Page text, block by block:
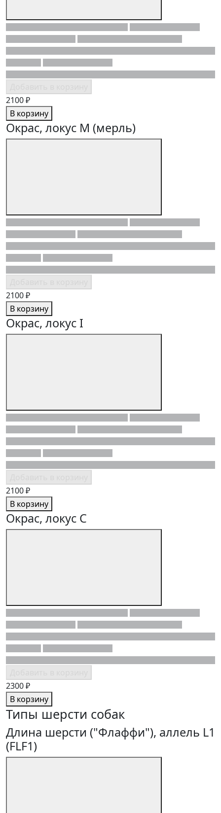
2100 ₽
В корзину
Окрас, локус M (мерль)
2100 ₽
В корзину
Окрас, локус I
2100 ₽
В корзину
Окрас, локус C
2300 ₽
В корзину
Типы шерсти собак
Длина шерсти ("Флаффи"), аллель L1
(FLF1)